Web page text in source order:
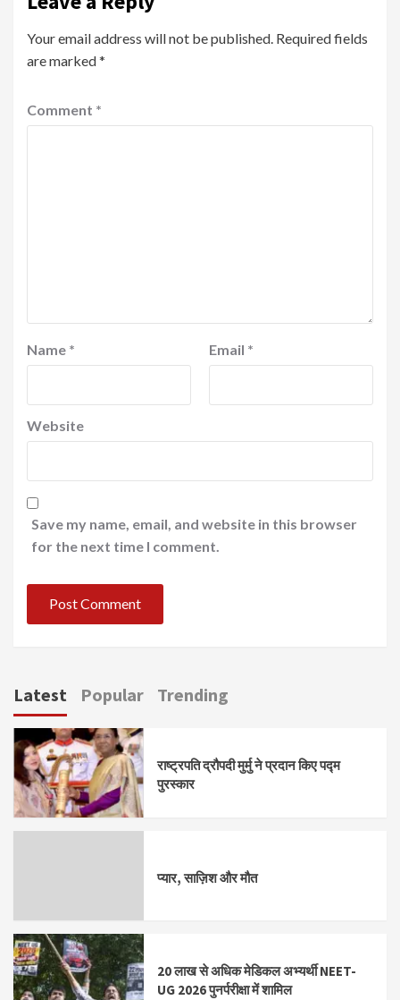
Your email address will not be published. Required fields
are marked*
Comment *
Name * Email *
Website
Save my name, email, and website in this browser
for the next time I comment.
Latest Popular Trending
राष्ट्रपति द्रौपदी मुर्मु ने प्रदान किए पद्म
पुरस्कार
प्यार, साज़िश और मौत
20 लाख से अधिक मेडिकल अभ्यर्थी NEET-
UG 2026 पुनर्परीक्षा में शामिल